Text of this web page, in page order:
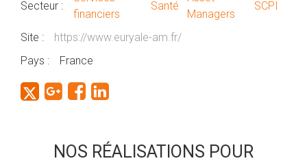
Secteur :
financiers
Santé
Managers
SCPI
Site :
https://www.euryale-am.fr/
Pays :
France
NOS RÉALISATIONS POUR